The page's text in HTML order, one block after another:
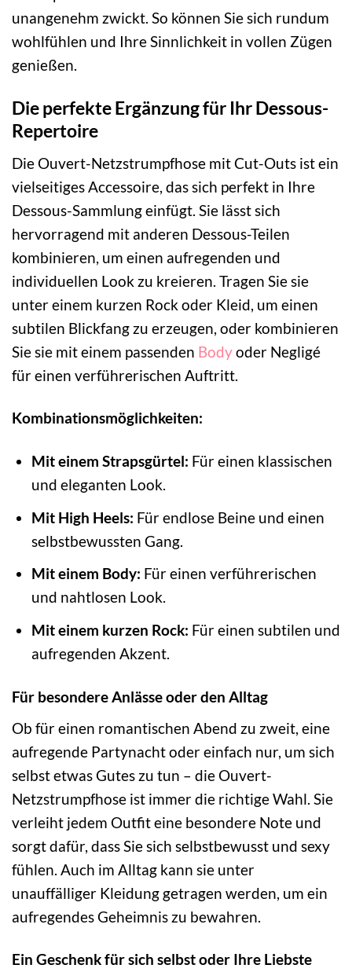
unangenehm zwickt. So können Sie sich rundum
wohlfühlen und Ihre Sinnlichkeit in vollen Zügen
genießen.
Die perfekte Ergänzung für Ihr Dessous-
Repertoire
Die Ouvert-Netzstrumpfhose mit Cut-Outs ist ein
vielseitiges Accessoire, das sich perfekt in Ihre
Dessous-Sammlung einfügt. Sie lässt sich
hervorragend mit anderen Dessous-Teilen
kombinieren, um einen aufregenden und
individuellen Look zu kreieren. Tragen Sie sie
unter einem kurzen Rock oder Kleid, um einen
subtilen Blickfang zu erzeugen, oder kombinieren
Sie sie mit einem passenden Bodyoder Negligé
für einen verführerischen Auftritt.
Kombinationsmöglichkeiten:
Mit einem Strapsgürtel: Für einen klassischen
und eleganten Look.
Mit High Heels: Für endlose Beine und einen
selbstbewussten Gang.
Mit einem Body: Für einen verführerischen
und nahtlosen Look.
Mit einem kurzen Rock: Für einen subtilen und
aufregenden Akzent.
Für besondere Anlässe oder den Alltag
Ob für einen romantischen Abend zu zweit, eine
aufregende Partynacht oder einfach nur, um sich
selbst etwas Gutes zu tun – die Ouvert-
Netzstrumpfhose ist immer die richtige Wahl. Sie
verleiht jedem Outfit eine besondere Note und
sorgt dafür, dass Sie sich selbstbewusst und sexy
fühlen. Auch im Alltag kann sie unter
unauffälliger Kleidung getragen werden, um ein
aufregendes Geheimnis zu bewahren.
Ein Geschenk für sich selbst oder Ihre Liebste